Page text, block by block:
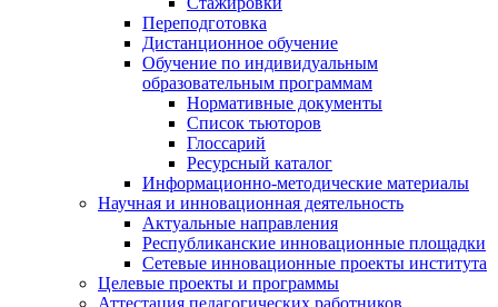
Переподготовка
Дистанционное обучение
Обучение по индивидуальным
образовательным программам
Нормативные документы
Список тьюторов
Глоссарий
Ресурсный каталог
Информационно-методические материалы
Научная и инновационная деятельность
Актуальные направления
Республиканские инновационные площадки
Сетевые инновационные проекты института
Целевые проекты и программы
Аттестация педагогических работников